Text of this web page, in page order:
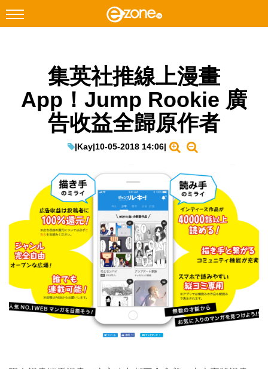
Facebook Instagram
科技焦點
EduTech
IT Times
生成式AI與雲端應用
Enterprise Digital Transformation
特集
集英社推線上漫畫
App！Jump Rookie 廣
告收益全歸原作者
|Kay|10-05-2018 14:06|